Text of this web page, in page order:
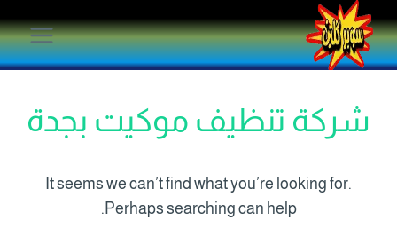
التجاوز
إلى
المحتوى
شركة تنظيف موكيت بجدة
It seems we can’t find what you’re looking for.
Perhaps searching can help.